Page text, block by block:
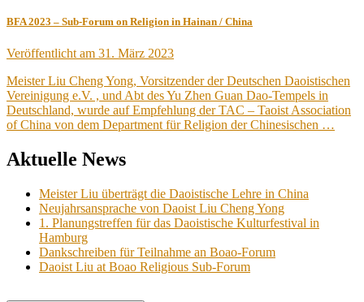
BFA 2023 – Sub-Forum on Religion in Hainan / China
Veröffentlicht am 31. März 2023
Meister Liu Cheng Yong, Vorsitzender der Deutschen Daoistischen
Vereinigung e.V. , und Abt des Yu Zhen Guan Dao-Tempels in
Deutschland, wurde auf Empfehlung der TAC – Taoist Association
of China von dem Department für Religion der Chinesischen …
Aktuelle News
Meister Liu überträgt die Daoistische Lehre in China
Neujahrsansprache von Daoist Liu Cheng Yong
1. Planungstreffen für das Daoistische Kulturfestival in
Hamburg
Dankschreiben für Teilnahme an Boao-Forum
Daoist Liu at Boao Religious Sub-Forum